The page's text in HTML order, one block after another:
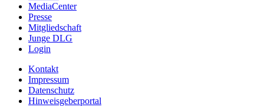
MediaCenter
Presse
Mitgliedschaft
Junge DLG
Login
Kontakt
Impressum
Datenschutz
Hinweisgeberportal